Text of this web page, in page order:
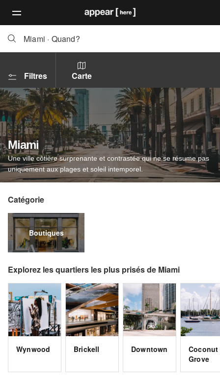
Miami · Quand?
Filtres Carte
Miami
Une ville côtière surprenante et contrastée qui ne se résume pas
uniquement aux plages et soleil intemporel.
Catégorie
Boutiques
Explorez les quartiers les plus prisés de Miami
Wynwood Brickell Downtown
Coconut
Grove